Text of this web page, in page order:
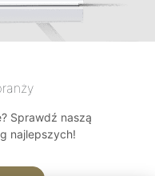
Sprawdź naszą
najlepszych!